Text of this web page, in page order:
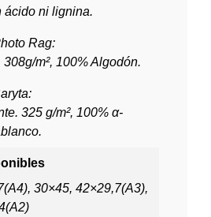
ácido ni lignina.
Rag:
m², 100% Algodón.
325 g/m², 100% α-
30×45, 42×29,7(A3),